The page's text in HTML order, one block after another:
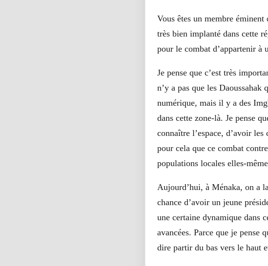
Vous êtes un membre éminent
très bien implanté dans cette
pour le combat d’appartenir à
Je pense que c’est très
n’y a pas que les
numérique, mais il y a des
dans cette zone-là. Je pense
connaître l’espace, d’avoir
pour cela que ce combat
populations locales elles-
Aujourd’hui, à Ménaka, on a
chance d’avoir un jeune
une certaine dynamique dans
avancées. Parce que je pense
dire partir du bas vers le haut